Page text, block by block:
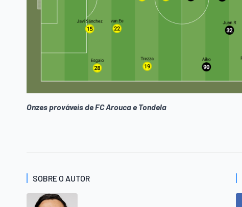
Onzes prováveis de FC Arouca e Tondela
SOBRE O AUTOR